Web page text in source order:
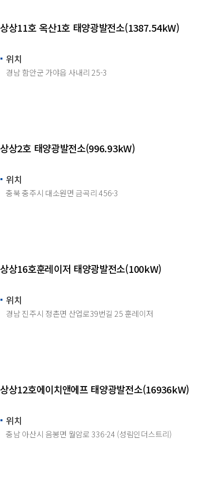
상상11호 옥산1호 태양광발전소(1387.54kW)
위치
경남 함안군 가야읍 사내리 25-3
상상2호 태양광발전소(996.93kW)
위치
충북 충주시 대소원면 금곡리 456-3
상상16호훈레이저 태양광발전소(100kW)
위치
경남 진주시 정촌면 산업로39번길 25 훈레이저
상상12호에이치앤에프 태양광발전소(16936kW)
위치
충남 아산시 음봉면 월암로 336-24 (성림인더스트리)